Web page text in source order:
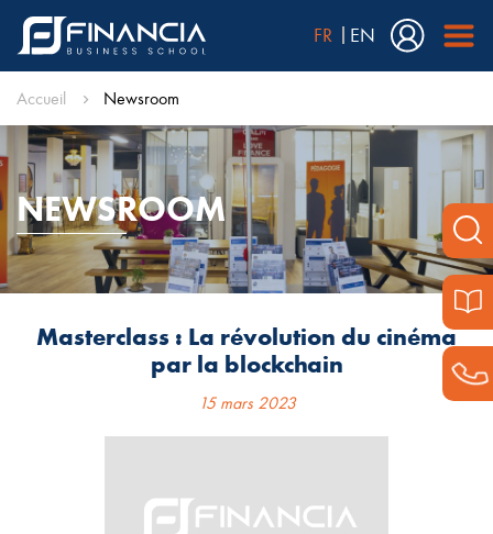
FR EN
Accueil Newsroom
NEWSROOM
Masterclass : La révolution du cinéma
par la blockchain
15 mars 2023